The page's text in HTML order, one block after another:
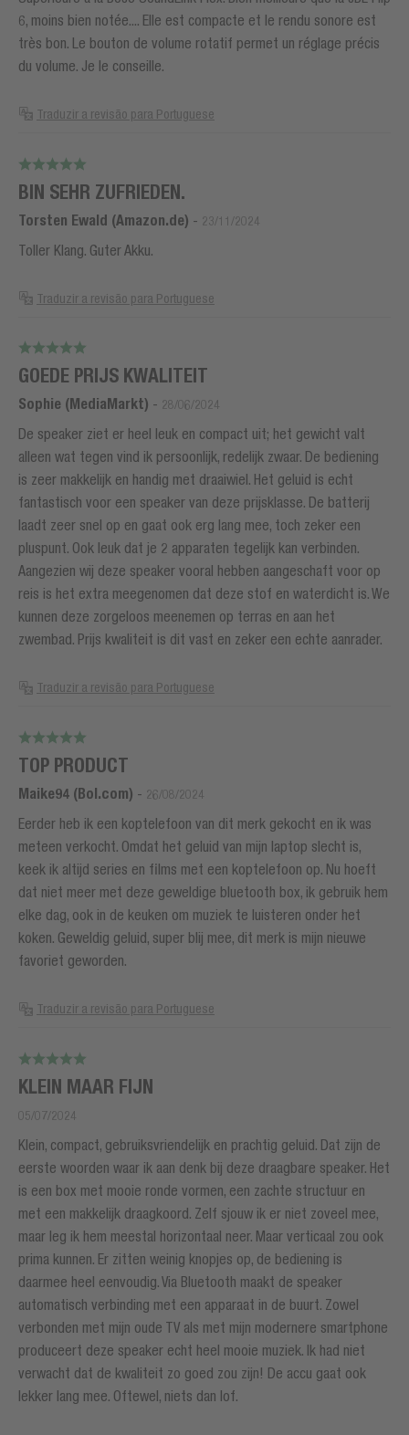
6, moins bien notée.... Elle est compacte et le rendu sonore est
très bon. Le bouton de volume rotatif permet un réglage précis
du volume. Je le conseille.
Traduzir a revisão para Portuguese
BIN SEHR ZUFRIEDEN.
Torsten Ewald (Amazon.de) - 23/11/2024
Toller Klang. Guter Akku.
Traduzir a revisão para Portuguese
GOEDE PRIJS KWALITEIT
Sophie (MediaMarkt) - 28/06/2024
De speaker ziet er heel leuk en compact uit; het gewicht valt
alleen wat tegen vind ik persoonlijk, redelijk zwaar. De bediening
is zeer makkelijk en handig met draaiwiel. Het geluid is echt
fantastisch voor een speaker van deze prijsklasse. De batterij
laadt zeer snel op en gaat ook erg lang mee, toch zeker een
pluspunt. Ook leuk dat je 2 apparaten tegelijk kan verbinden.
Aangezien wij deze speaker vooral hebben aangeschaft voor op
reis is het extra meegenomen dat deze stof en waterdicht is. We
kunnen deze zorgeloos meenemen op terras en aan het
zwembad. Prijs kwaliteit is dit vast en zeker een echte aanrader.
Traduzir a revisão para Portuguese
TOP PRODUCT
Maike94 (Bol.com) - 26/08/2024
Eerder heb ik een koptelefoon van dit merk gekocht en ik was
meteen verkocht. Omdat het geluid van mijn laptop slecht is,
keek ik altijd series en films met een koptelefoon op. Nu hoeft
dat niet meer met deze geweldige bluetooth box, ik gebruik hem
elke dag, ook in de keuken om muziek te luisteren onder het
koken. Geweldig geluid, super blij mee, dit merk is mijn nieuwe
favoriet geworden.
Traduzir a revisão para Portuguese
KLEIN MAAR FIJN
05/07/2024
Klein, compact, gebruiksvriendelijk en prachtig geluid. Dat zijn de
eerste woorden waar ik aan denk bij deze draagbare speaker. Het
is een box met mooie ronde vormen, een zachte structuur en
met een makkelijk draagkoord. Zelf sjouw ik er niet zoveel mee,
maar leg ik hem meestal horizontaal neer. Maar verticaal zou ook
prima kunnen. Er zitten weinig knopjes op, de bediening is
daarmee heel eenvoudig. Via Bluetooth maakt de speaker
automatisch verbinding met een apparaat in de buurt. Zowel
verbonden met mijn oude TV als met mijn modernere smartphone
produceert deze speaker echt heel mooie muziek. Ik had niet
verwacht dat de kwaliteit zo goed zou zijn! De accu gaat ook
lekker lang mee. Oftewel, niets dan lof.